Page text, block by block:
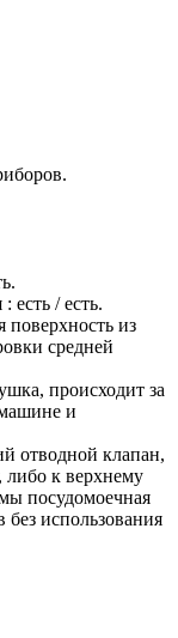
есть / есть.
поверхность из
средней
происходит за
и
отводной клапан,
либо к верхнему
посудомоечная
использования